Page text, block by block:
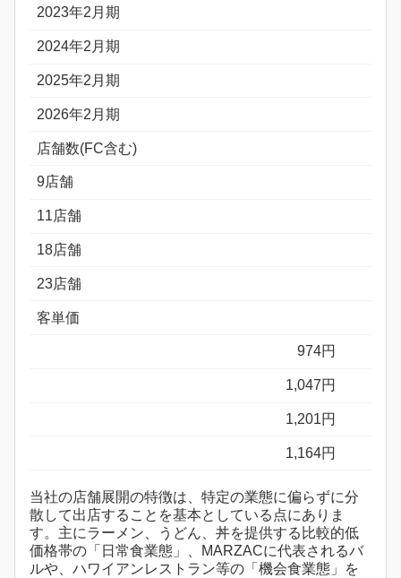
2023年2月期
2024年2月期
2025年2月期
2026年2月期
店舗数(FC含む)
9店舗
11店舗
18店舗
23店舗
客単価
974円
1,047円
1,201円
1,164円
当社の店舗展開の特徴は、特定の業態に偏らずに分
散して出店することを基本としている点にありま
す。主にラーメン、うどん、丼を提供する比較的低
価格帯の「日常食業態」、MARZACに代表されるバ
ルや、ハワイアンレストラン等の「機会食業態」を